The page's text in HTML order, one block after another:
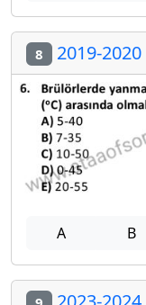
8 2019-2020
A B